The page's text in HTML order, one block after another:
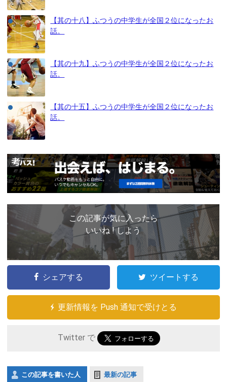
【其の十八】ふつうの中学生が全国２位になったお
話。
【其の十九】ふつうの中学生が全国２位になったお
話。
【其の十五】ふつうの中学生が全国２位になったお
話。
この記事が気に入ったら
いいね ! しよう
シェアする ツイートする
更新情報を Push 通知で受けとる
Twitter で
この記事を書いた人 最新の記事